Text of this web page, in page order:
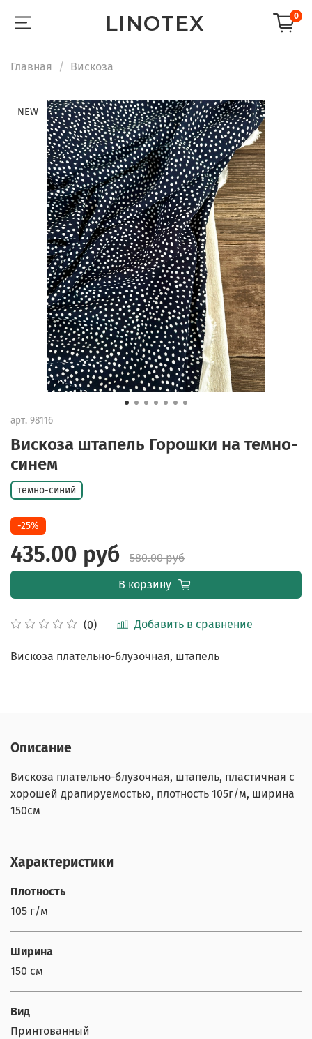
LINOTEX 0
Главная Вискоза
NEW
арт. 98116
Вискоза штапель Горошки на темно-
синем
(0) Добавить в сравнение
темно-синий
-25%
435.00 руб
580.00 руб
В корзину
Вискоза плательно-блузочная, штапель
Описание
Вискоза плательно-блузочная, штапель, пластичная с
хорошей драпируемостью, плотность 105г/м, ширина
150см
Характеристики
Плотность
105 г/м
Ширина
150 см
Вид
Принтованный